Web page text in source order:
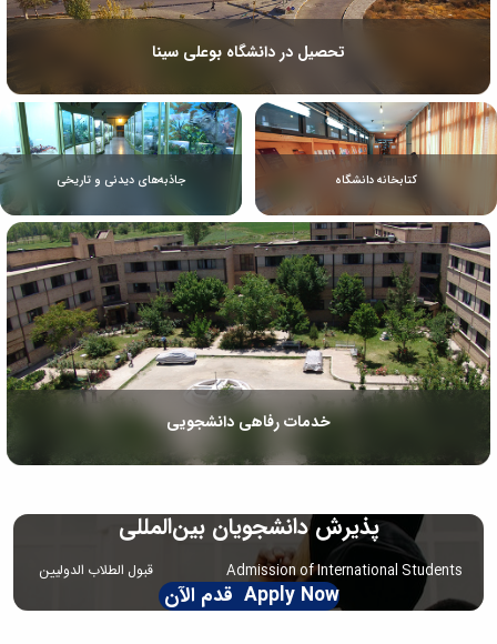
تحصیل در دانشگاه بوعلی سینا
کتابخانه دانشگاه جاذبه‌های دیدنی و تاریخی
خدمات رفاهی دانشجویی
پذیرش دانشجویان بین‌المللی
Admission of International Students قبول الطلاب الدولیین
Apply Now قدم الآن